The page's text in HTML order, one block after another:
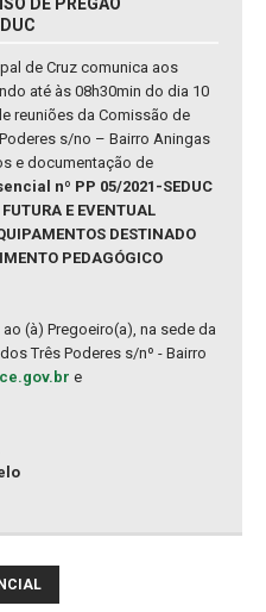
de Cruz comunica aos
até às 08h30min do dia 10
reuniões da Comissão de
s/no – Bairro Aningas
e documentação de
nº PP 05/2021-SEDUC
E EVENTUAL
DESTINADO
PEDAGÓGICO
(à) Pregoeiro(a), na sede da
Três Poderes s/nº - Bairro
e